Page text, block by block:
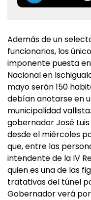
Además de un
funcionarios, los
imponente puesta
Nacional en
mayo serán 150
debían anotarse en
municipalidad
gobernador José
desde el miércoles
que, entre las
intendente de la IV
quien es una de las
tratativas del túnel
Gobernador verá